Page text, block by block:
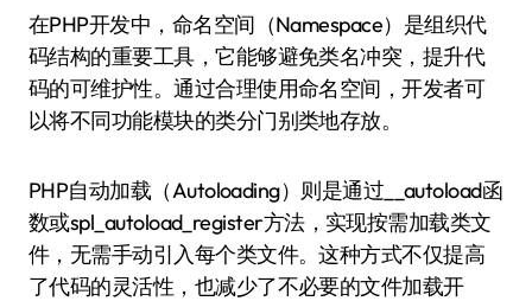
在PHP开发中，命名空间（Namespace）是组织代
码结构的重要工具，它能够避免类名冲突，提升代
码的可维护性。通过合理使用命名空间，开发者可
以将不同功能模块的类分门别类地存放。
PHP自动加载（Autoloading）则是通过__autoload函
数或spl_autoload_register方法，实现按需加载类文
件，无需手动引入每个类文件。这种方式不仅提高
了代码的灵活性，也减少了不必要的文件加载开